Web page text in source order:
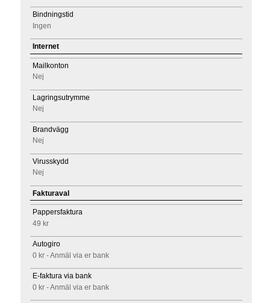
Bindningstid
Ingen
Internet
Mailkonton
Nej
Lagringsutrymme
Nej
Brandvägg
Nej
Virusskydd
Nej
Fakturaval
Pappersfaktura
49 kr
Autogiro
0 kr - Anmäl via er bank
E-faktura via bank
0 kr - Anmäl via er bank